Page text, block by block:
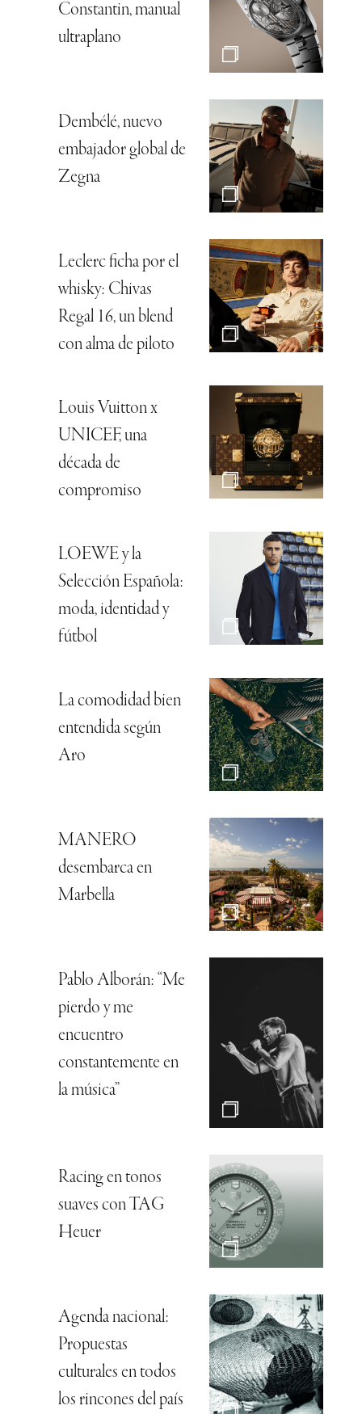
Constantin, manual
ultraplano
Dembélé, nuevo
embajador global de
Zegna
Leclerc ficha por el
whisky: Chivas
Regal 16, un blend
con alma de piloto
Louis Vuitton x
UNICEF, una
década de
compromiso
LOEWE y la
Selección Española:
moda, identidad y
fútbol
La comodidad bien
entendida según
Aro
MANERO
desembarca en
Marbella
Pablo Alborán: “Me
pierdo y me
encuentro
constantemente en
la música”
Racing en tonos
suaves con TAG
Heuer
Agenda nacional:
Propuestas
culturales en todos
los rincones del país